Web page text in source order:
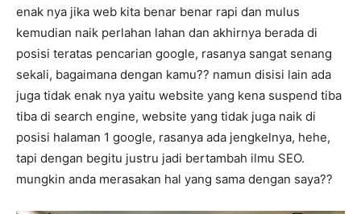
enak nya jika web kita benar benar rapi dan mulus
kemudian naik perlahan lahan dan akhirnya berada di
posisi teratas pencarian google, rasanya sangat senang
sekali, bagaimana dengan kamu?? namun disisi lain ada
juga tidak enak nya yaitu website yang kena suspend tiba
tiba di search engine, website yang tidak juga naik di
posisi halaman 1 google, rasanya ada jengkelnya, hehe,
tapi dengan begitu justru jadi bertambah ilmu SEO.
mungkin anda merasakan hal yang sama dengan saya??